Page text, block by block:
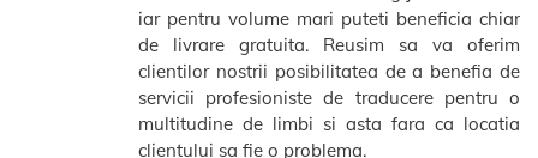
iar pentru volume mari puteti beneficia chiar
de livrare gratuita. Reusim sa va oferim
clientilor nostrii posibilitatea de a benefia de
servicii profesioniste de traducere pentru o
multitudine de limbi si asta fara ca locatia
clientului sa fie o problema.